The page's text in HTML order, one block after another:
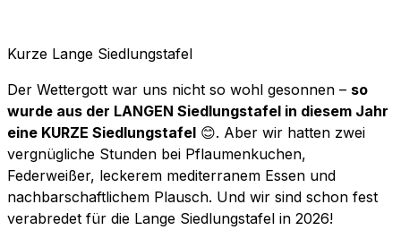
Kurze Lange Siedlungstafel
Der Wettergott war uns nicht so wohl gesonnen – so
wurde aus der LANGEN Siedlungstafel in diesem Jahr
eine KURZE Siedlungstafel 😊. Aber wir hatten zwei
vergnügliche Stunden bei Pflaumenkuchen,
Federweißer, leckerem mediterranem Essen und
nachbarschaftlichem Plausch. Und wir sind schon fest
verabredet für die Lange Siedlungstafel in 2026!